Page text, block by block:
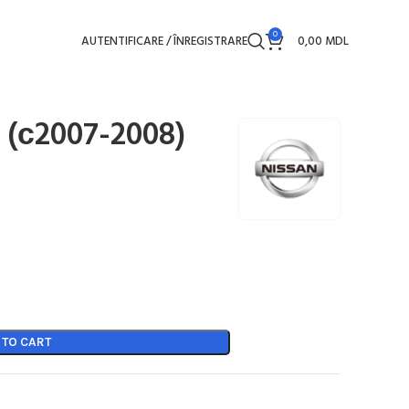
AUTENTIFICARE / ÎNREGISTRARE 0 0,00 MDL
2008)
CART